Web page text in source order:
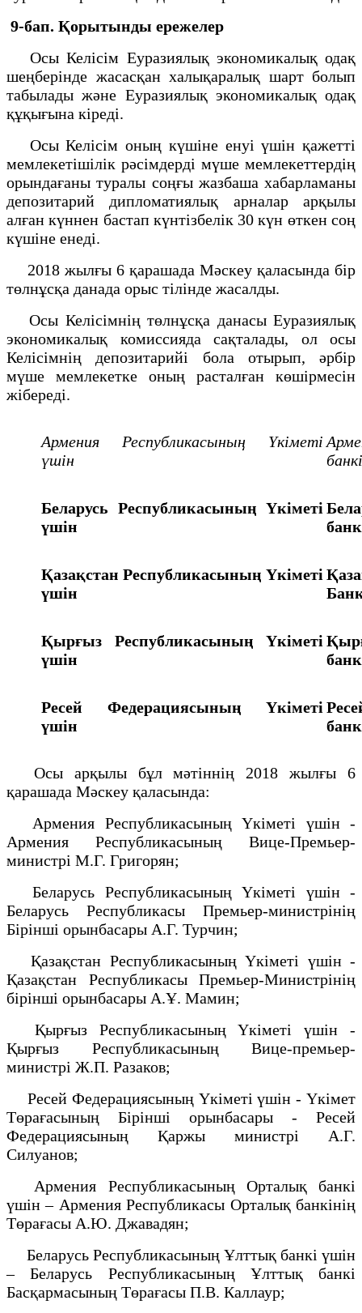
9-бап. Қорытынды ережелер
Осы Келісім Еуразиялық экономикалық одақ
шеңберінде жасасқан халықаралық шарт болып
табылады және Еуразиялық экономикалық одақ
құқығына кіреді.
Осы Келісім оның күшіне енуі үшін қажетті
мемлекетішілік рәсімдерді мүше мемлекеттердің
орындағаны туралы соңғы жазбаша хабарламаны
депозитарий дипломатиялық арналар арқылы
алған күннен бастап күнтізбелік 30 күн өткен соң
күшіне енеді.
2018 жылғы 6 қарашада Мәскеу қаласында бір
төлнұсқа данада орыс тілінде жасалды.
Осы Келісімнің төлнұсқа данасы Еуразиялық
экономикалық комиссияда сақталады, ол осы
Келісімнің депозитарийі бола отырып, әрбір
мүше мемлекетке оның расталған көшірмесін
жібереді.
Армения Республикасының
Үкіметі
үшін
Беларусь Республикасының Үкіметі
үшін
Қазақстан Республикасының Үкіметі
үшін
Қырғыз Республикасының
Үкіметі
үшін
Ресей Федерациясының
Үкіметі
үшін
Осы арқылы бұл мәтіннің 2018 жылғы 6
қарашада Мәскеу қаласында:
Армения Республикасының Үкіметі үшін -
Армения Республикасының Вице-Премьер-
министрі М.Г. Григорян;
Беларусь Республикасының Үкіметі үшін -
Беларусь Республикасы Премьер-министрінің
Бірінші орынбасары А.Г. Турчин;
Қазақстан Республикасының Үкіметі үшін -
Қазақстан Республикасы Премьер-Министрінің
бірінші орынбасары А.Ұ. Мамин;
Қырғыз Республикасының Үкіметі үшін -
Қырғыз Республикасының Вице-премьер-
министрі Ж.П. Разаков;
Ресей Федерациясының Үкіметі үшін - Үкімет
Төрағасының Бірінші орынбасары - Ресей
Федерациясының Қаржы министрі А.Г.
Силуанов;
Армения Республикасының Орталық банкі
үшін – Армения Республикасы Орталық банкінің
Төрағасы А.Ю. Джавадян;
Беларусь Республикасының Ұлттық банкі үшін
– Беларусь Республикасының Ұлттық банкі
Басқармасының Төрағасы П.В. Каллаур;